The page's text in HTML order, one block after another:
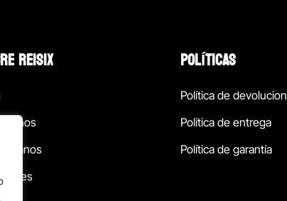
REISIX POLÍTICAS
Política de devolucion
Política de entrega
Política de garantía